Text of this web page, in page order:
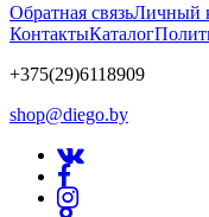
Обратная связьЛичный
КонтактыКаталог
+375(29)6118909
shop@diego.by